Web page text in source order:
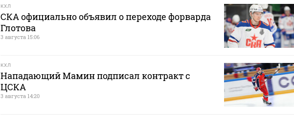
КХЛ
СКА официально объявил о переходе форварда
Глотова
3 августа 15:06
КХЛ
Нападающий Мамин подписал контракт с
ЦСКА
3 августа 14:20